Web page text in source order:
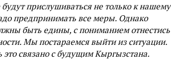
прислушиваться не только к нашему
предпринимать все меры. Однако
быть едины, с пониманием отнестись
Мы постараемся выйти из ситуации.
связано с будущим Кыргызстана.